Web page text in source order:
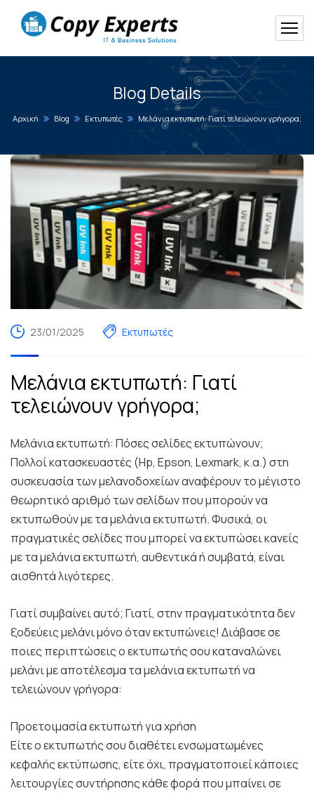
Blog Details
Αρχική Blog Εκτυπωτές Μελάνια εκτυπωτή: Γιατί τελειώνουν γρήγορα;
23/01/2025 Εκτυπωτές
Μελάνια εκτυπωτή: Γιατί
τελειώνουν γρήγορα;
Μελάνια εκτυπωτή: Πόσες σελίδες εκτυπώνουν;
Πολλοί κατασκευαστές (Hp, Epson, Lexmark, κ.α.) στη
συσκευασία των μελανοδοχείων αναφέρουν το μέγιστο
θεωρητικό αριθμό των σελίδων που μπορούν να
εκτυπωθούν με τα μελάνια εκτυπωτή. Φυσικά, οι
πραγματικές σελίδες που μπορεί να εκτυπώσει κανείς
με τα μελάνια εκτυπωτή, αυθεντικά ή συμβατά, είναι
αισθητά λιγότερες.
Γιατί συμβαίνει αυτό; Γιατί, στην πραγματικότητα δεν
ξοδεύεις μελάνι μόνο όταν εκτυπώνεις! Διάβασε σε
ποιες περιπτώσεις ο εκτυπωτής σου καταναλώνει
μελάνι με αποτέλεσμα τα μελάνια εκτυπωτή να
τελειώνουν γρήγορα:
Προετοιμασία εκτυπωτή για χρήση
Είτε ο εκτυπωτής σου διαθέτει ενσωματωμένες
κεφαλής εκτύπωσης, είτε όχι, πραγματοποιεί κάποιες
λειτουργίες συντήρησης κάθε φορά που μπαίνει σε